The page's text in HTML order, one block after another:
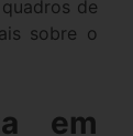
de
sobre o
em